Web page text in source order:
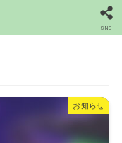
SNS
お知らせ